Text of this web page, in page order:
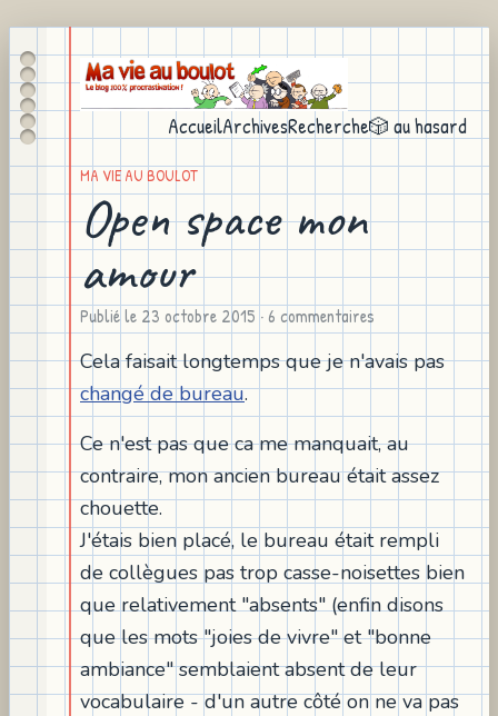
AccueilArchivesRecherche🎲 au hasard
MA VIE AU BOULOT
Open space mon
amour
Publié le 23 octobre 2015 · 6 commentaires
Cela faisait longtemps que je n'avais pas
changé de bureau.
Ce n'est pas que ca me manquait, au
contraire, mon ancien bureau était assez
chouette.
J'étais bien placé, le bureau était rempli
de collègues pas trop casse-noisettes bien
que relativement "absents" (enfin disons
que les mots "joies de vivre" et "bonne
ambiance" semblaient absent de leur
vocabulaire - d'un autre côté on ne va pas